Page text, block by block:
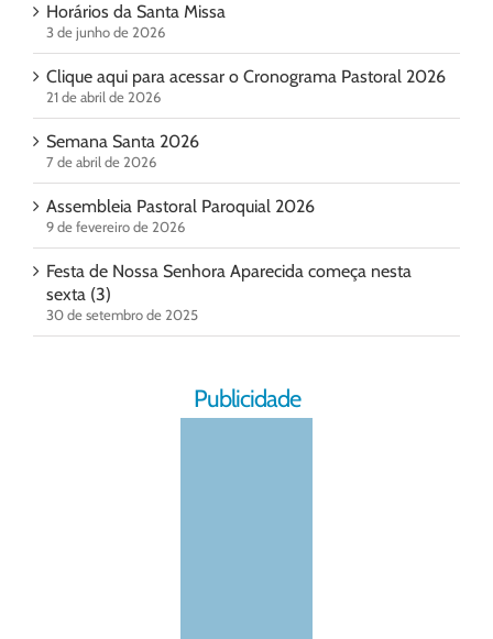
Horários da Santa Missa
3 de junho de 2026
Clique aqui para acessar o Cronograma Pastoral 2026
21 de abril de 2026
Semana Santa 2026
7 de abril de 2026
Assembleia Pastoral Paroquial 2026
9 de fevereiro de 2026
Festa de Nossa Senhora Aparecida começa nesta
sexta (3)
30 de setembro de 2025
Publicidade